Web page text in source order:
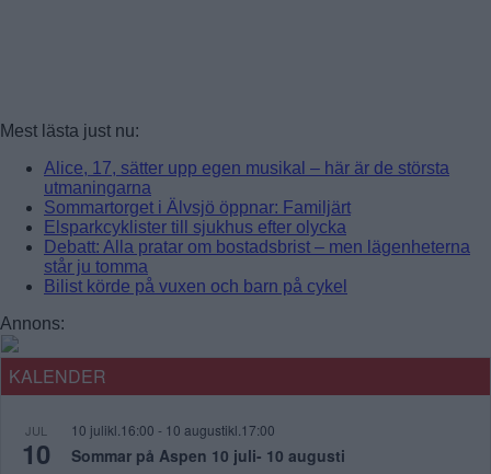
Mest lästa just nu:
Alice, 17, sätter upp egen musikal – här är de största
utmaningarna
Sommartorget i Älvsjö öppnar: Familjärt
Elsparkcyklister till sjukhus efter olycka
Debatt: Alla pratar om bostadsbrist – men lägenheterna
står ju tomma
Bilist körde på vuxen och barn på cykel
Annons:
KALENDER
JUL
10
10 julikl.16:00 - 10 augustikl.17:00
Sommar på Aspen 10 juli- 10 augusti